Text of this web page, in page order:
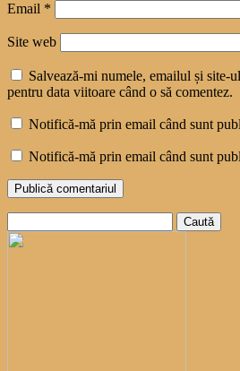
Email *
Site web
Salvează-mi numele, emailul și site-
pentru data viitoare când o să comentez.
Notifică-mă prin email când sunt
Notifică-mă prin email când sunt
după: